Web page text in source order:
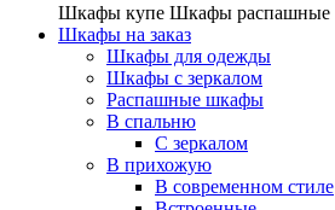
Шкафы купе Шкафы распашные
Шкафы на заказ
Шкафы для одежды
Шкафы с зеркалом
Распашные шкафы
В спальню
С зеркалом
В прихожую
В современном стиле